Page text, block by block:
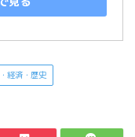
経済・歴史